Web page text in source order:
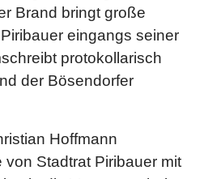
Brand bringt große
eingangs seiner
protokollarisch
der Bösendorfer
Hoffmann
Stadtrat Piribauer mit